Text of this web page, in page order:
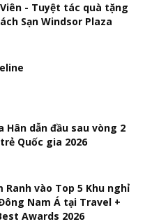
- Tuyệt tác quà tặng
Sạn Windsor Plaza
Hân dẫn đầu sau vòng 2
Quốc gia 2026
Ranh vào Top 5 Khu nghỉ
Nam Á tại Travel +
Awards 2026